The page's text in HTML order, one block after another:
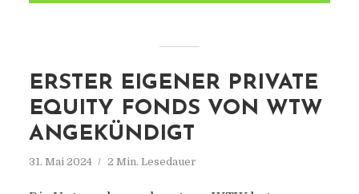
ERSTER EIGENER PRIVATE
EQUITY FONDS VON WTW
ANGEKÜNDIGT
31. Mai 2024 2 Min. Lesedauer